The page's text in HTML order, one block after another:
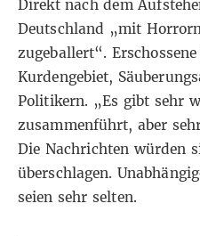
Direkt nach dem
Deutschland „mit
zugeballert“.
Kurdengebiet,
Politikern. „Es gibt sehr
zusammenführt, aber
Die Nachrichten würden
überschlagen.
seien sehr selten.